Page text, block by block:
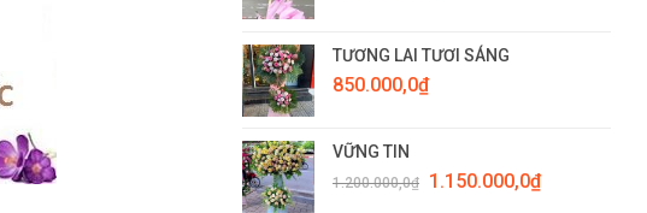
TƯƠNG LAI TƯƠI SÁNG
850.000,0₫
VỮNG TIN
1.200.000,0₫
Giá
1.150.000,0₫Giá